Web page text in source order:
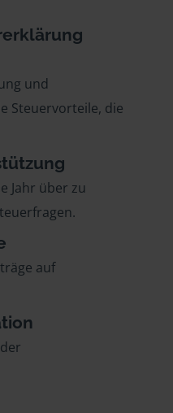
und
Steuervorteile, die
Jahr über zu
auf